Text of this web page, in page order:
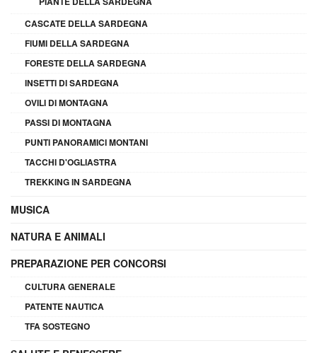
CASCATE DELLA SARDEGNA
FIUMI DELLA SARDEGNA
FORESTE DELLA SARDEGNA
INSETTI DI SARDEGNA
OVILI DI MONTAGNA
PASSI DI MONTAGNA
PUNTI PANORAMICI MONTANI
TACCHI D'OGLIASTRA
TREKKING IN SARDEGNA
MUSICA
NATURA E ANIMALI
PREPARAZIONE PER CONCORSI
CULTURA GENERALE
PATENTE NAUTICA
TFA SOSTEGNO